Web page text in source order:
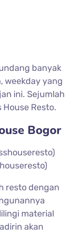
banyak
weekday yang
ini. Sejumlah
House Resto.
Bogor
resto dengan
material
akan